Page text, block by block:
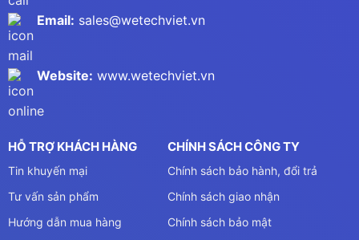
Email: sales@wetechviet.vn
Website: www.wetechviet.vn
HỖ TRỢ KHÁCH HÀNG
Tin khuyến mại
Tư vấn sản phẩm
Hướng dẫn mua hàng
CHÍNH SÁCH CÔNG TY
Chính sách bảo hành, đổi trả
Chính sách giao nhận
Chính sách bảo mật